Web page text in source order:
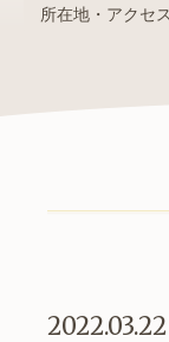
所在地・アクセス
2022.03.22